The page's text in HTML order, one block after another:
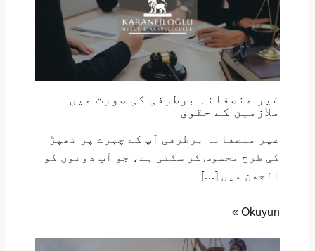
غیر منصفانہ برطرفی کی صورت میں
ملازمین کے حقوق
غیر منصفانہ برطرفی آپ کے چہرے پر تھپڑ
کی طرح محسوس کر سکتی ہے، جو آپ دونوں کو
الجھن میں […]
Okuyun »